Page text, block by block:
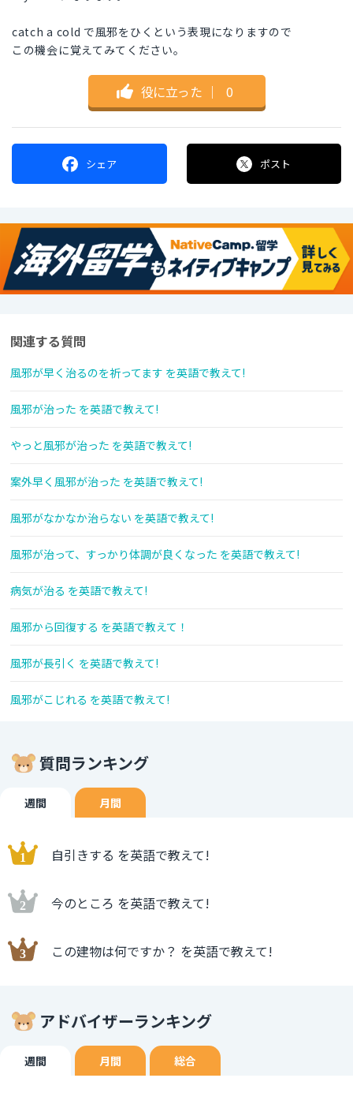
catch a cold で風邪をひくという表現になりますので
この機会に覚えてみてください。
役に立った ｜ 0
シェア ポスト
関連する質問
風邪が早く治るのを祈ってます を英語で教えて!
風邪が治った を英語で教えて!
やっと風邪が治った を英語で教えて!
案外早く風邪が治った を英語で教えて!
風邪がなかなか治らない を英語で教えて!
風邪が治って、すっかり体調が良くなった を英語で教えて!
病気が治る を英語で教えて!
風邪から回復する を英語で教えて！
風邪が長引く を英語で教えて!
風邪がこじれる を英語で教えて!
質問ランキング
週間 月間
自引きする を英語で教えて!
今のところ を英語で教えて!
この建物は何ですか？ を英語で教えて!
アドバイザーランキング
週間 月間 総合